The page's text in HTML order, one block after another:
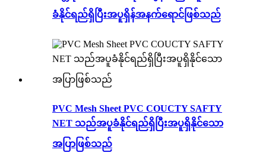
ခံနိုင်ရည်ရှိပြီးအပူရှိန်အနက်ရောင်ဖြစ်သည်
PVC Mesh Sheet PVC COUCTY SAFTY
NET သည်အပူခံနိုင်ရည်ရှိပြီးအပူရှိနိုင်သော
အပြာဖြစ်သည်